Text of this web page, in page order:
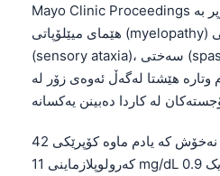
Mayo Clinic Proceedings باسکرد کەمبودبوونی کۆپر بە
هێمای میێلۆپاتی (myelopathy) لەگەڵ ئاتاکسیای حەساسی
(sensory ataxia)، سەختی (spasticity) و کەمبوونی ژمارەی
وتارە هێشتا لەگەڵ ئەوەی زۆر لە
یەک نەخۆش کە یادم ماوە کۆپرێکی 42 mcg/dL بوو،
کەرولوپلازماینی 11 mg/dL بوو و نێوتڕۆفیلەکان نزیک 0.9 x